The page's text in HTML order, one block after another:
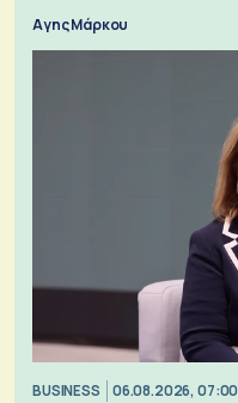
Αγης Μάρκου
BUSINESS 06.08.2026, 07:00